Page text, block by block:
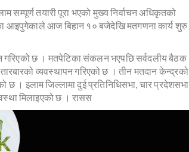
सम्पूर्ण तयारी पूरा भएको मुख्य निर्वाचन अधिकृतको
आइपुगेकाले आज बिहान १० बजेदेखि मतगणना कार्य शुरु
गरिएको छ । मतपेटिका संकलन भएपछि सर्वदलीय बैठक
व्यवस्थापन गरिएको छ । तीन मतदान केन्द्रको
छ । इलाम जिल्लामा दुई प्रतिनिधिसभा, चार प्रदेशसभा
मिलाइएको छ । रासस